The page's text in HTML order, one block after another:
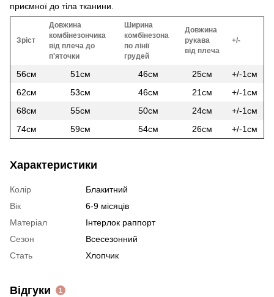
приємної до тіла тканини.
Зріст
Довжина
комбінезончика
від плеча до
п'яточки
Ширина
комбінезона
по лінії
грудей
Довжина
рукава
від плеча
+/-
56см 51см 46см 25см
+/-1см
62см
53см 46см 21см
+/-1см
68см
55см 50см 24см
+/-1см
74см
59см 54см 26см +/-1см
Характеристики
Колір
Блакитний
Вік
6-9 місяців
Матеріал
Інтерлок раппорт
Сезон
Всесезонний
Стать
Хлопчик
Відгуки 1